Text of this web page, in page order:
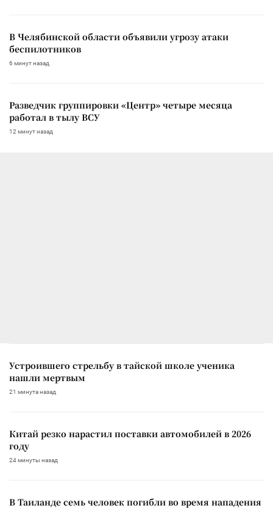
В Челябинской области объявили угрозу атаки
беспилотников
6 минут назад
Разведчик группировки «Центр» четыре месяца
работал в тылу ВСУ
12 минут назад
Устроившего стрельбу в тайской школе ученика
нашли мертвым
21 минута назад
Китай резко нарастил поставки автомобилей в 2026
году
24 минуты назад
В Таиланде семь человек погибли во время нападения